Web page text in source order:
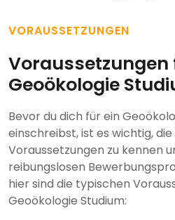
VORAUSSETZUNGEN
Voraussetzungen
Geoökologie
Bevor du dich für ein
einschreibst, ist es wichtig,
Voraussetzungen zu kennen
reibungslosen
hier sind die typischen
Geoökologie Studium: